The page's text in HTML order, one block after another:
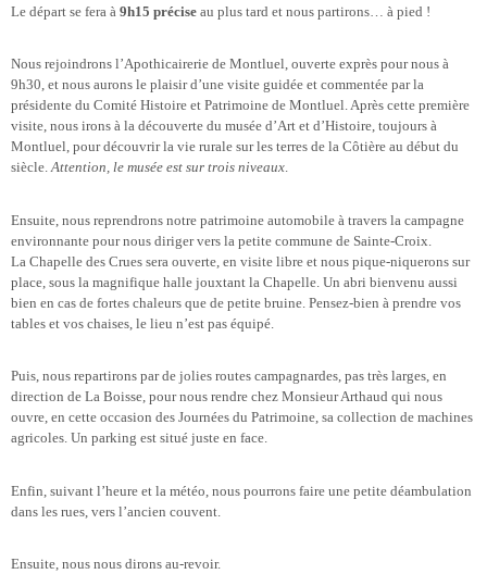
Le départ se fera à 9h15 précise au plus tard et nous partirons… à pied !
Nous rejoindrons l’Apothicairerie de Montluel, ouverte exprès pour nous à
9h30, et nous aurons le plaisir d’une visite guidée et commentée par la
présidente du Comité Histoire et Patrimoine de Montluel. Après cette première
visite, nous irons à la découverte du musée d’Art et d’Histoire, toujours à
Montluel, pour découvrir la vie rurale sur les terres de la Côtière au début du
siècle.Attention, le musée est sur trois niveaux.
Ensuite, nous reprendrons notre patrimoine automobile à travers la campagne
environnante pour nous diriger vers la petite commune de Sainte-Croix.
La Chapelle des Crues sera ouverte, en visite libre et nous pique-niquerons sur
place, sous la magnifique halle jouxtant la Chapelle. Un abri bienvenu aussi
bien en cas de fortes chaleurs que de petite bruine. Pensez-bien à prendre vos
tables et vos chaises, le lieu n’est pas équipé.
Puis, nous repartirons par de jolies routes campagnardes, pas très larges, en
direction de La Boisse, pour nous rendre chez Monsieur Arthaud qui nous
ouvre, en cette occasion des Journées du Patrimoine, sa collection de machines
agricoles. Un parking est situé juste en face.
Enfin, suivant l’heure et la météo, nous pourrons faire une petite déambulation
dans les rues, vers l’ancien couvent.
Ensuite, nous nous dirons au-revoir.